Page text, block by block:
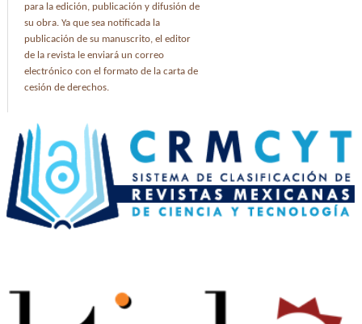
para la edición, publicación y difusión de
su obra. Ya que sea notificada la
publicación de su manuscrito, el editor
de la revista le enviará un correo
electrónico con el formato de la carta de
cesión de derechos.